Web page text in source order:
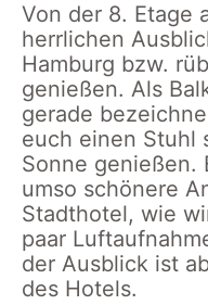
Von der 8. Etage
herrlichen
Hamburg bzw.
genießen. Als
gerade
euch einen Stuhl
Sonne genießen.
umso schönere
Stadthotel, wie
paar
der Ausblick ist
des Hotels.